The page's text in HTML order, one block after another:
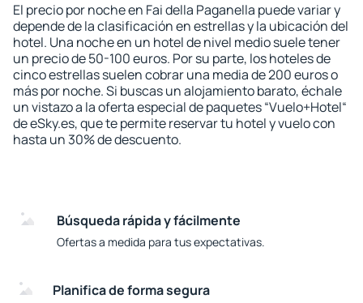
El precio por noche en Fai della Paganella puede variar y
depende de la clasificación en estrellas y la ubicación del
hotel. Una noche en un hotel de nivel medio suele tener
un precio de 50-100 euros. Por su parte, los hoteles de
cinco estrellas suelen cobrar una media de 200 euros o
más por noche. Si buscas un alojamiento barato, échale
un vistazo a la oferta especial de paquetes “Vuelo+Hotel“
de eSky.es, que te permite reservar tu hotel y vuelo con
hasta un 30% de descuento.
Búsqueda rápida y fácilmente
Ofertas a medida para tus expectativas.
Planifica de forma segura